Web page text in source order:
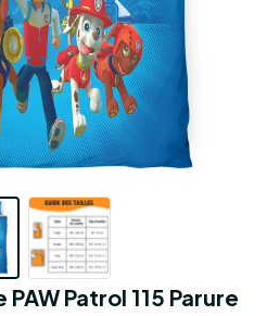
Patrol 115 Parure